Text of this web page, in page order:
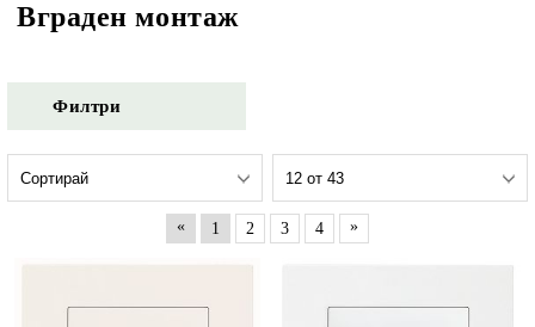
Вграден монтаж
Филтри
« 1 2 3 4 »